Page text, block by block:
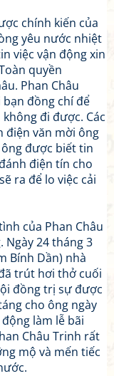
chính kiến của
yêu nước nhiệt
việc vận động xin
quyền
Phan Châu
đồng chí để
đi được. Các
điện văn mời ông
được biết tin
điện tín cho
ra để lo việc cải
của Phan Châu
24 tháng 3
Bính Dần) nhà
trút hơi thở cuối
đồng trị sự được
cho ông ngày
làm lễ bãi
Châu Trinh rất
mộ và mến tiếc